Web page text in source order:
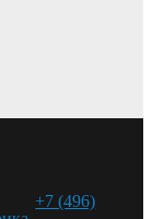
+7 (496)